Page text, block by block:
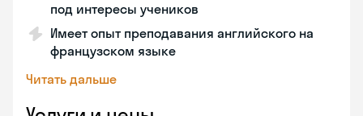
под интересы учеников
Имеет опыт преподавания английского на
французском языке
Читать дальше